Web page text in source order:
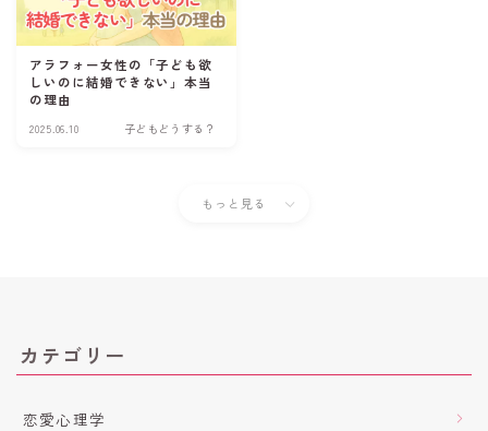
アラフォー女性の「子ども欲
しいのに結婚できない」本当
の理由
2025.06.10 子どもどうする？
もっと見る
カテゴリー
恋愛心理学